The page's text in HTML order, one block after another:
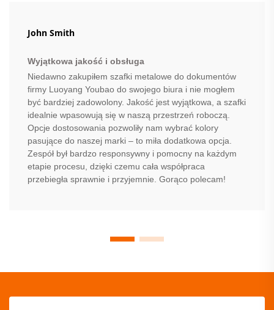
John Smith
Wyjątkowa jakość i obsługa
Niedawno zakupiłem szafki metalowe do dokumentów
firmy Luoyang Youbao do swojego biura i nie mogłem
być bardziej zadowolony. Jakość jest wyjątkowa, a szafki
idealnie wpasowują się w naszą przestrzeń roboczą.
Opcje dostosowania pozwoliły nam wybrać kolory
pasujące do naszej marki – to miła dodatkowa opcja.
Zespół był bardzo responsywny i pomocny na każdym
etapie procesu, dzięki czemu cała współpraca
przebiegła sprawnie i przyjemnie. Gorąco polecam!